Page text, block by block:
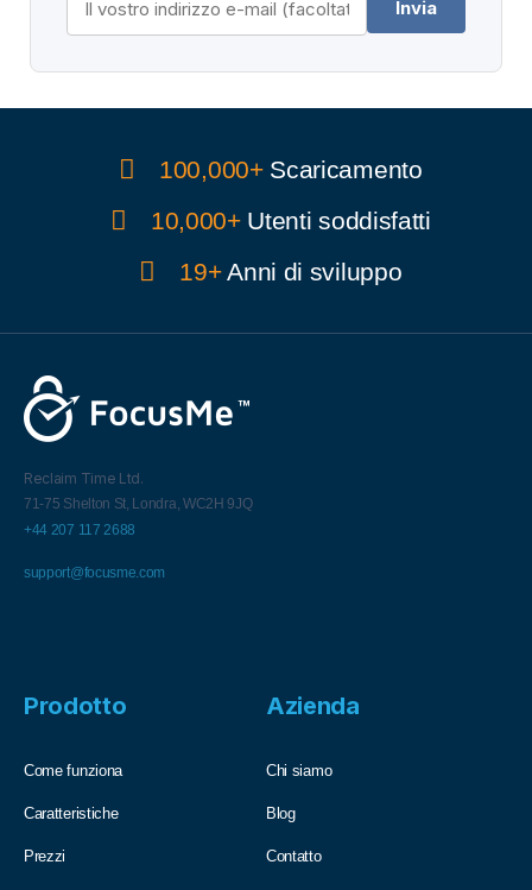
Invia
100,000+Scaricamento
10,000+Utenti soddisfatti
19+Anni di sviluppo
Reclaim Time Ltd.
71-75 Shelton St, Londra, WC2H 9JQ
+44 207 117 2688
support@focusme.com
Prodotto
Come funziona
Caratteristiche
Prezzi
Azienda
Chi siamo
Blog
Contatto